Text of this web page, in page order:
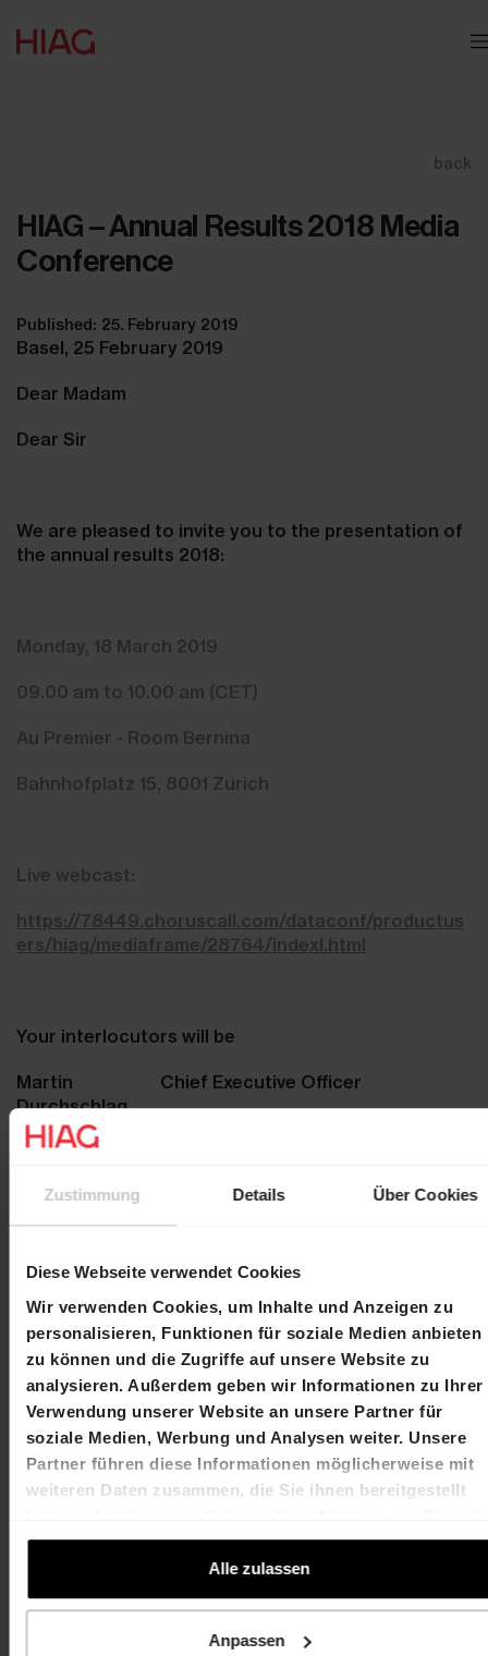
Zustimmung Details Über Cookies
Diese Webseite verwendet Cookies
Wir verwenden Cookies, um Inhalte und Anzeigen zu
personalisieren, Funktionen für soziale Medien anbieten
zu können und die Zugriffe auf unsere Website zu
analysieren. Außerdem geben wir Informationen zu Ihrer
Verwendung unserer Website an unsere Partner für
soziale Medien, Werbung und Analysen weiter. Unsere
Partner führen diese Informationen möglicherweise mit
weiteren Daten zusammen, die Sie ihnen bereitgestellt
gesammelt haben.
Alle zulassen
Anpassen
back
HIAG – Annual Results 2018 Media
Conference
Published: 25. February 2019
Basel, 25 February 2019
Dear Madam
Dear Sir
We are pleased to invite you to the presentation of
the annual results 2018:
Monday, 18 March 2019
09.00 am to 10.00 am (CET)
Au Premier - Room Bernina
Bahnhofplatz 15, 8001 Zurich
Live webcast:
https://78449.choruscall.com/dataconf/productus
ers/hiag/mediaframe/28764/indexl.html
Your interlocutors will be
Martin
Durchschlag
Chief Executive Officer
Laurent
Spindler
Please register until 14 March 2019 at
With kind regards,
HIAG
Chief Executive Officer
T +41 61 606 55 00
martin.durchschlag@hiag.com
Laurent Spindler
T +41 61 606 55 00